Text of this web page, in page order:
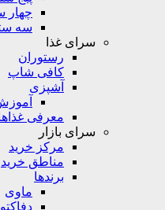
چهار ستاره
سه ستاره
سرای غذا
رستوران
کافی شاپ
آشپزی
آموزش
معرفی غذاهای
سرای بازار
مرکز خرید
مناطق خرید
برندها
ماوی
دفاکتو